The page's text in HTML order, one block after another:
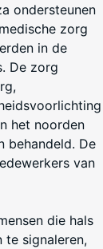
ondersteunen
zorg
in de
De zorg
het noorden
behandeld. De
van
die hals
te signaleren,